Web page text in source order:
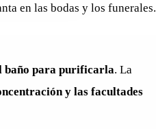
en las bodas y los funerales.
baño para purificarla. La
y las facultades